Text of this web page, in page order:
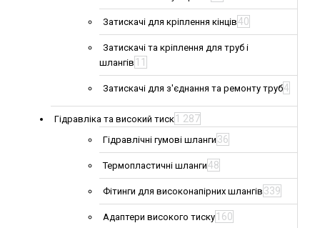
Затискачі для кріплення кінців40
Затискачі та кріплення для труб і
шлангів 11
Затискачі для з'єднання та ремонту труб4
Гідравліка та високий тиск 1 287
Гідравлічні гумові шланги 36
Термопластичні шланги48
Фітинги для високонапірних шлангів 339
Адаптери високого тиску 160